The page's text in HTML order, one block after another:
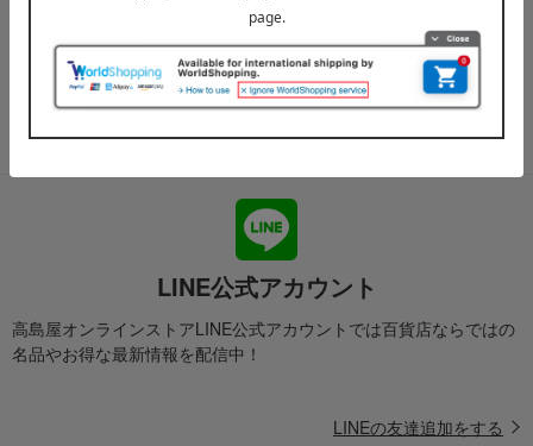
送料無料クーポンやキャンペーン、新着・SALE・おすすめ商品な
ど、「高島屋オンラインストア」のお得＆うれしい情報をお届けい
たします。
メールマガジンについて詳しく見る
LINE公式アカウント
高島屋オンラインストアLINE公式アカウントでは百貨店ならではの
名品やお得な最新情報を配信中！
LINEの友達追加をする